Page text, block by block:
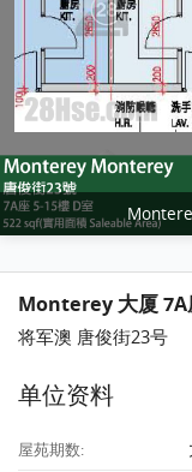
Monterey 大厦 7A
将军澳 唐俊街23号
单位资料
屋苑期数: